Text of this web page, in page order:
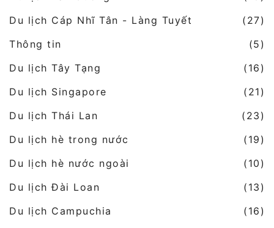
Du lịch Cáp Nhĩ Tân - Làng Tuyết
(27)
Thông tin
(5)
Du lịch Tây Tạng
(16)
Du lịch Singapore
(21)
Du lịch Thái Lan
(23)
Du lịch hè trong nước
(19)
Du lịch hè nước ngoài
(10)
Du lịch Đài Loan
(13)
Du lịch Campuchia
(16)